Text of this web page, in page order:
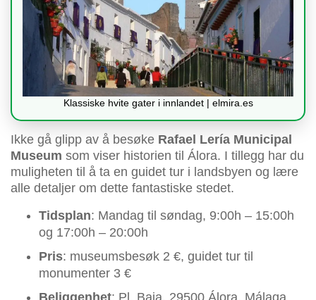
Klassiske hvite gater i innlandet | elmira.es
Ikke gå glipp av å besøke Rafael Lería Municipal
Museum som viser historien til Álora. I tillegg har du
muligheten til å ta en guidet tur i landsbyen og lære
alle detaljer om dette fantastiske stedet.
Tidsplan: Mandag til søndag, 9:00h – 15:00h
og 17:00h – 20:00h
Pris: museumsbesøk 2 €, guidet tur til
monumenter 3 €
Beliggenhet: Pl. Baja, 29500 Álora, Málaga